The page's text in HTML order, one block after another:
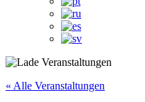
« Alle Veranstaltungen